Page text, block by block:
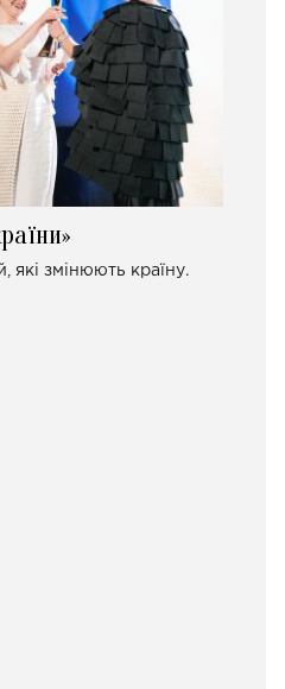
які змінюють країну.